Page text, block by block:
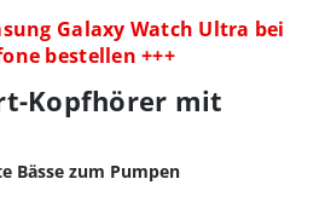
Galaxy Watch Ultra bei
bestellen +++
Kopfhörer mit
Bässe zum Pumpen